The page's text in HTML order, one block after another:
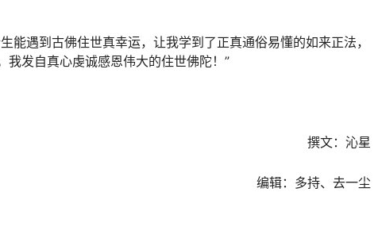
能遇到古佛住世真幸运，让我学到了正真通俗易懂的如来正法，
发自真心虔诚感恩伟大的住世佛陀！”
撰文：沁星
编辑：多持、去一尘